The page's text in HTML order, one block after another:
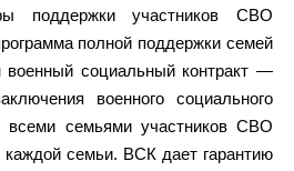
поддержки участников СВО
полной поддержки семей
социальный контракт —
военного социального
всеми семьями участников СВО
семьи. ВСК дает гарантию